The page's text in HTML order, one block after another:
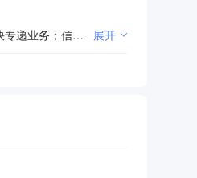
邮政基础业务、邮政增值业务、邮政附属业务；邮政金融业务；以及国家邮政局批准开办的其他邮政业务；物品邮递业务；邮购业务；特快专递业务；信件的寄递及在此基础上开发的广告函件、《中邮专递广告》、邮政广告；报刊图书发行、批销，音像租赁；邮政储蓄、汇兑、中间业务；代理企业财产保险、家庭财产保险、机动车辆保险、意外伤害保险、人寿保险、健康保险；票务代理；代办商旅业务；代收付税费业务；集邮；农业物资销售、配送业务；代办电信委托各项业务；国家政策允许开办的其他服务项目；广告制作与发布；邮政物流；电子商务；仓储服务（不含危化品）；通信设备（不含无线电发射设备）、五金交电、日用百货、农业生产资料、农副产品、食品的销售；零售烟。(依法须经批准的项目，经相关部门批准后方可开展经营活动) 展开